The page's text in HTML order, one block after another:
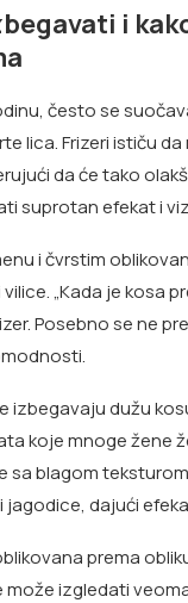
i
često se
lica. Frizeri ističu
da će tako
suprotan efekat i
i čvrstim
„Kada je kosa
Posebno se ne
dužu
koje mnoge žene
blagom
jagodice, dajući
prema
izgledati